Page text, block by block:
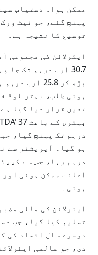
پہنچ گئے، جو نیٹ
توسیع کا نتیجہ ہے۔
بڑھ کر 25.8
ہوئی طلب، بہتر لوڈ
تعین قرار دیا گیا
درہم رہا، جس سے
اعانت ممکن ہوئی
ہوئی۔
ایئرلائن کی مالی
دی، جو عالمی